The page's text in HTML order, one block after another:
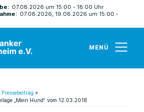
07.08.2026 um 15:00 - 18:00 Uhr
07.08.2026, 19.08.2026 um 15:00 -
MENÜ
Pressebeitrag »
„Mein Hund“ vom 12.03.2018